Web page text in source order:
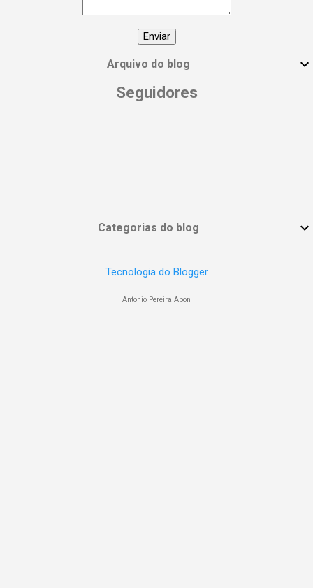
#DiaInternacionalDaMulher
#EmpoderamentoFeminino
#MulheresPoderosas #VocêÉUmaDeusa
Arquivo do blog
Seguidores
Categorias do blog
Tecnologia do Blogger
Antonio Pereira Apon